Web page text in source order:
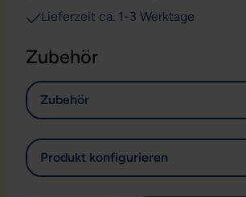
Lieferzeit ca. 1-3 Werktage
Zubehör
Zubehör
Produkt konfigurieren